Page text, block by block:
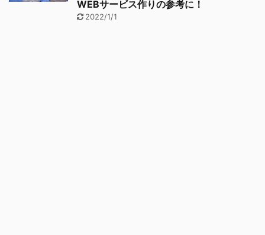
WEBサービス作りの参考に！
2022/1/1